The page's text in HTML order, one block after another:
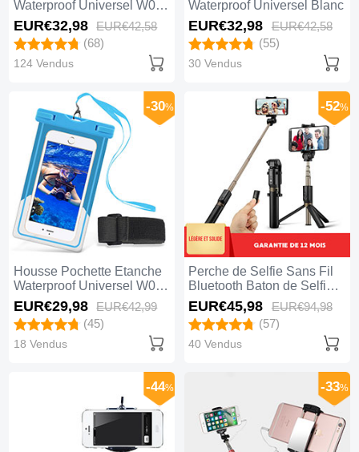
Waterproof Universel W06
Vert
EUR€32,98 EUR€42,58
(68)
124 Vendus
Waterproof Universel Blanc
EUR€32,98 EUR€42,58
(55)
30 Vendus
Housse Pochette Etanche
Waterproof Universel W03
Bleu Ciel
-30%
EUR€29,98 EUR€42,99
(45)
18 Vendus
Perche de Selfie Sans Fil
Bluetooth Baton de Selfie
Extensible de Poche
Universel S27 Noir
-52%
EUR€45,98 EUR€94,98
(57)
40 Vendus
-44% -33%